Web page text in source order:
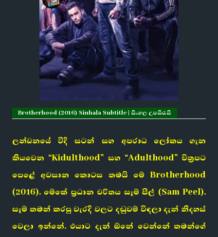
Brotherhood (2016) Sinhala Subtitle | සිංහල උපසිරැසි
ලන්ඩනයේ වීදි සටන් සහ අපරාධ ලෝකය ගැන
කියවෙන “Kidulthood” සහ “Adulthood” චිත්‍රපට
පෙළේ අවසාන කොටස තමයි මේ Brotherhood
(2016). මේකේ ප්‍රධාන චරිතය සෑම් පීල් (Sam Peel).
සෑම් තමන් කරපු වැරදි වලට දඬුවම් විඳලා දැන් නිදහස්
වෙලා ඉන්නේ. එයාට දැන් ඕනේ වෙන්නේ තමන්ගේ